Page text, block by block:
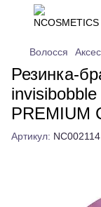
Волосся
Резинка-
PREMIUM
Артикул: NC002114